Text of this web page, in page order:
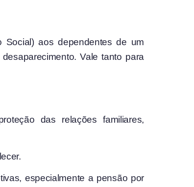
Social) aos dependentes de um
Vale tanto para
das relações familiares,
especialmente a pensão por